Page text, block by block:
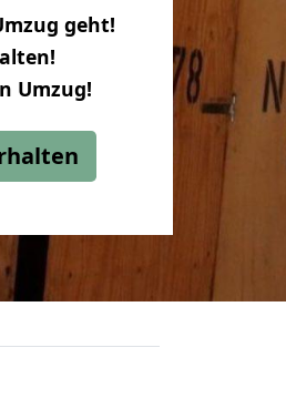
geht!
Umzug!